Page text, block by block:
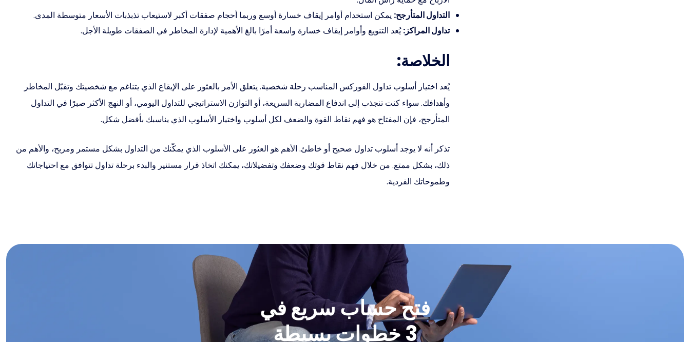
التداول المتأرجح: يمكن استخدام أوامر إيقاف خسارة أوسع وربما أحجام صفقات أكبر لاستيعاب تذبذبات الأسعار متوسطة المدى.
تداول المراكز:يُعد التنويع وأوامر إيقاف خسارة واسعة أمرًا بالغ الأهمية لإدارة المخاطر في الصفقات طويلة الأجل.
الخلاصة:
يُعد اختيار أسلوب تداول الفوركس المناسب رحلة شخصية. يتعلق الأمر بالعثور على الإيقاع الذي يتناغم مع شخصيتك وتقبّل المخاطر
وأهدافك. سواء كنت تنجذب إلى اندفاع المضاربة السريعة، أو التوازن الاستراتيجي للتداول اليومي، أو النهج الأكثر صبرًا في التداول
المتأرجح، فإن المفتاح هو فهم نقاط القوة والضعف لكل أسلوب واختيار الأسلوب الذي يناسبك بأفضل شكل.
تذكر أنه لا يوجد أسلوب تداول صحيح أو خاطئ. الأهم هو العثور على الأسلوب الذي يمكّنك من التداول بشكل مستمر ومربح، والأهم من
ذلك، بشكل ممتع. من خلال فهم نقاط قوتك وضعفك وتفضيلاتك، يمكنك اتخاذ قرار مستنير والبدء برحلة تداول تتوافق مع احتياجاتك
وطموحاتك الفردية.
فتح حساب سريع في
3 خطوات بسيطة